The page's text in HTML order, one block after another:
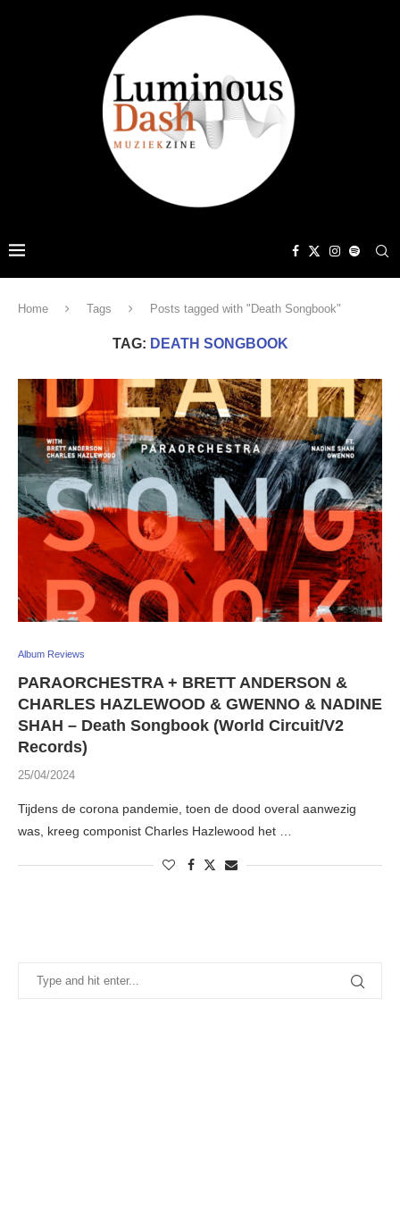
Home Tags Posts tagged with "Death Songbook"
TAG: DEATH SONGBOOK
Album Reviews
PARAORCHESTRA + BRETT ANDERSON &
CHARLES HAZLEWOOD & GWENNO & NADINE
SHAH – Death Songbook (World Circuit/V2
Records)
25/04/2024
Tijdens de corona pandemie, toen de dood overal aanwezig
was, kreeg componist Charles Hazlewood het …